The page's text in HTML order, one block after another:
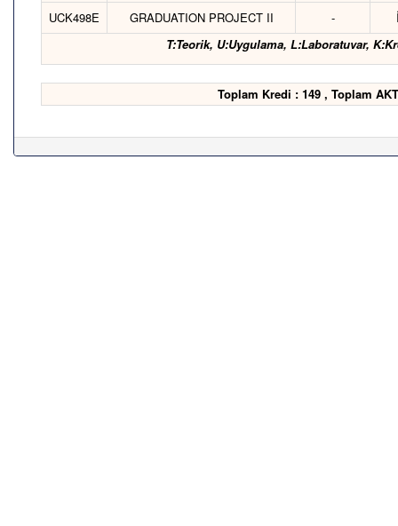
UCK498E
GRADUATION PROJECT II -
T:Teorik, U:Uygulama, L:Laboratuvar,
Toplam Kredi : 149 , Toplam